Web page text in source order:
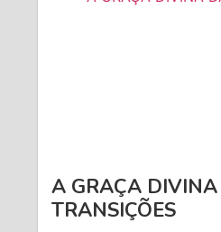
A GRAÇA
TRANSIÇÕES